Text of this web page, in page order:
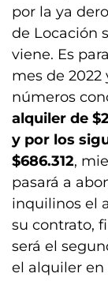
por la ya
de Locación
viene. Es
mes de 2022
números
alquiler de
y por los
$686.312,
pasará a
inquilinos el
su contrato,
será el
el alquiler en